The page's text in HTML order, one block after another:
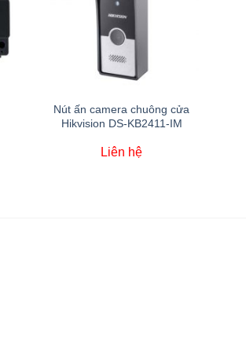
Nút ấn camera chuông cửa
Hikvision DS-KB2411-IM
Liên hệ